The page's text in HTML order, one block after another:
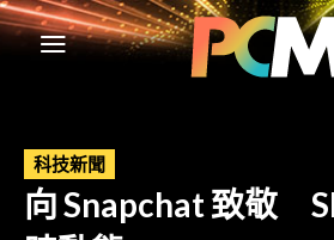
科技新聞
向 Snapchat 致敬